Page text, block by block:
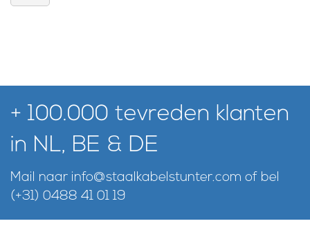
+ 100.000 tevreden klanten
in NL, BE & DE
Mail naar info@staalkabelstunter.com of bel
(+31) 0488 41 01 19